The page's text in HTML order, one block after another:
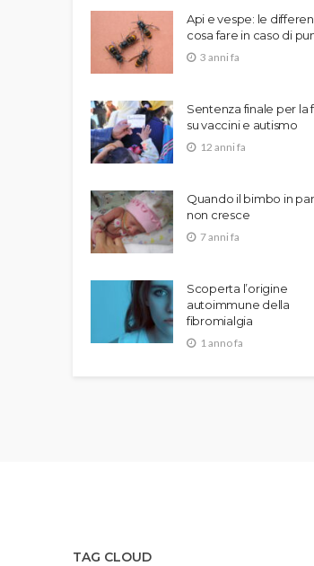
Api e vespe: le
cosa fare in caso di
3 anni fa
Sentenza finale per la
su vaccini e autismo
12 anni fa
Quando il bimbo in
non cresce
7 anni fa
Scoperta l’origine
autoimmune della
fibromialgia
1 anno fa
TAG CLOUD